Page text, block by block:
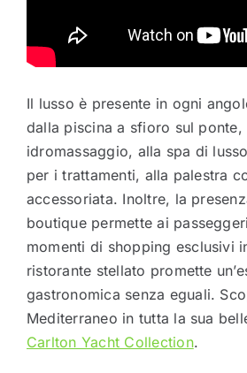
Il lusso è presente in ogni
dalla piscina a sfioro sul ponte,
idromassaggio, alla spa di
per i trattamenti, alla palestra
accessoriata. Inoltre, la
boutique permette ai
momenti di shopping esclusivi
ristorante stellato promette
gastronomica senza eguali.
Mediterraneo in tutta la sua
Carlton Yacht Collection.